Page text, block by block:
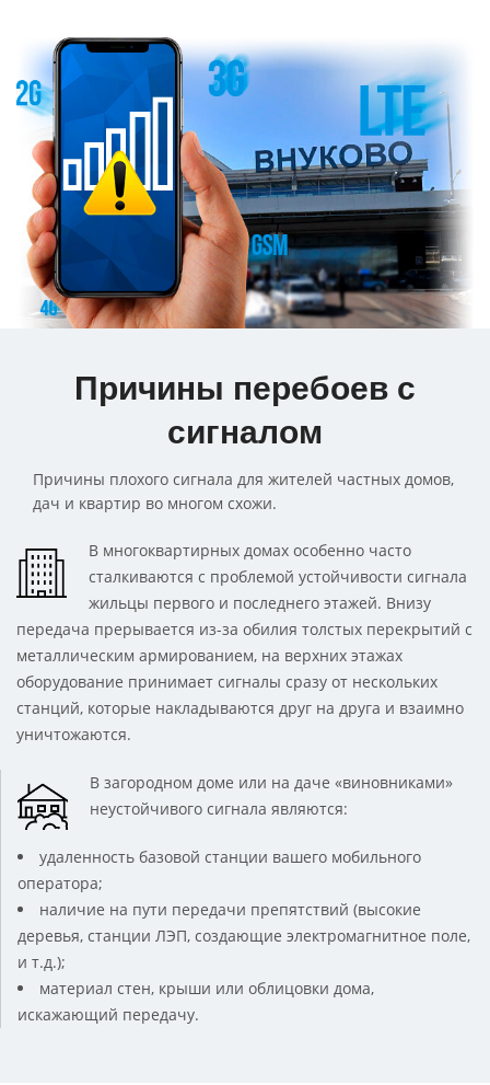
Причины перебоев с
сигналом
Причины плохого сигнала для жителей частных домов,
дач и квартир во многом схожи.
В многоквартирных домах особенно часто
сталкиваются с проблемой устойчивости сигнала
жильцы первого и последнего этажей. Внизу
передача прерывается из-за обилия толстых перекрытий с
металлическим армированием, на верхних этажах
оборудование принимает сигналы сразу от нескольких
станций, которые накладываются друг на друга и взаимно
уничтожаются.
В загородном доме или на даче «виновниками»
неустойчивого сигнала являются:
удаленность базовой станции вашего мобильного
оператора;
наличие на пути передачи препятствий (высокие
деревья, станции ЛЭП, создающие электромагнитное поле,
и т.д.);
материал стен, крыши или облицовки дома,
искажающий передачу.